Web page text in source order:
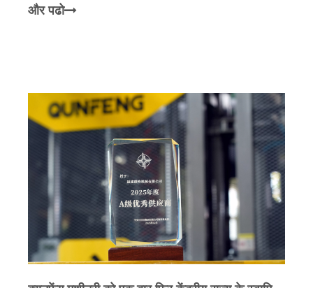
और पूर्णांक की अपनी पूरी तरह से उन्नत रेंज के साथ एक हाई-
और पढो